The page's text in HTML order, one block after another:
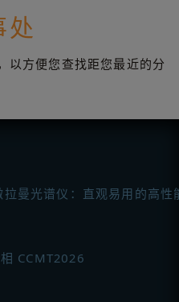
处
以方便您查找距您最近的分
曼光谱仪：直观易用的高性
CCMT2026